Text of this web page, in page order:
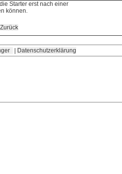
Starter erst nach einer
können.
Zurück
Datenschutzerklärung